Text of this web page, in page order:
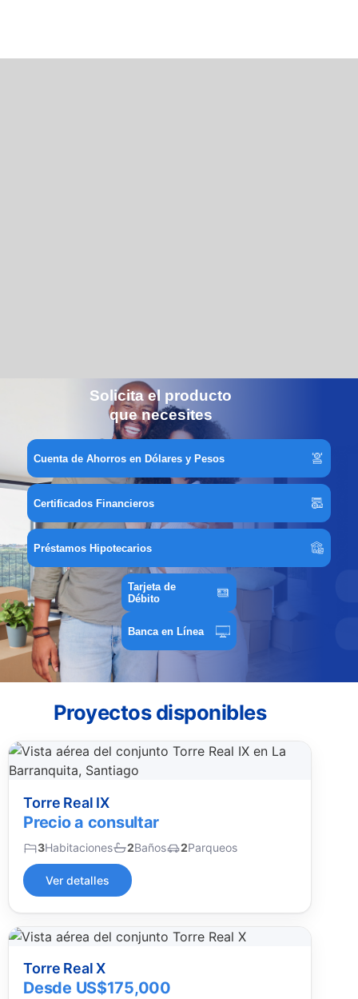
Para ti que estás fuera
del país,
pero llevas a RD en el
corazón
Descubre todo lo que te
brindamos en Banco
Vimenca,
Solicita el producto
que necesites
Cuenta de Ahorros en Dólares y Pesos
Certificados Financieros
Préstamos Hipotecarios
Tarjeta de
Débito
Banca en Línea
Proyectos disponibles
Torre Real IX
Precio a consultar
3Habitaciones 2Baños 2Parqueos
Ver detalles
Torre Real X
Desde US$175,000